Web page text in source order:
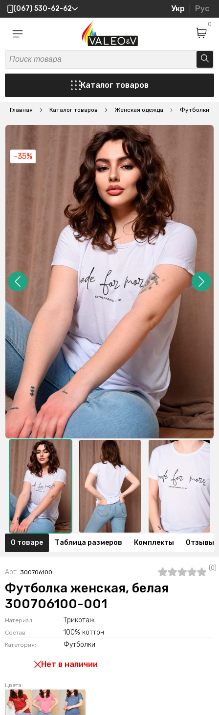
(067) 530-62-62 Укр Рус
0
Каталог товаров
Главная Каталог товаров Женская одежда Футболки
-35%
О товаре Таблица размеров Комплекты Отзывы
Арт. 300706100
(0)
Футболка женская, белая
300706100-001
Материал Трикотаж
Состав 100% коттон
Категория: Футболки
Нет в наличии
Цвета: